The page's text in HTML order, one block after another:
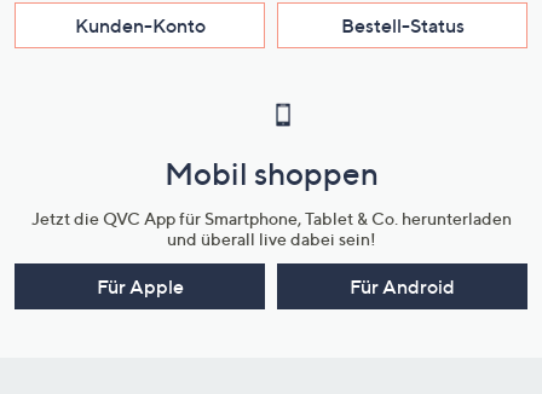
Kunden-Konto Bestell-Status
Mobil shoppen
Jetzt die QVC App für Smartphone, Tablet & Co. herunterladen
und überall live dabei sein!
Für Apple Für Android